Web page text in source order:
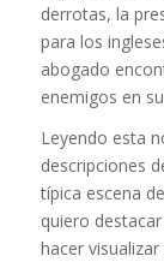
derrotas, la
para los
abogado
enemigos en
Leyendo esta
descripciones
típica escena
quiero
hacer